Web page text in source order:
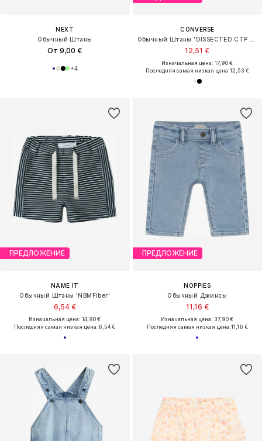
NEXT
Обычный Штаны
От 9,00 €
+4
CONVERSE
12,51 €
Изначальная цена: 17,90 €
Последняя самая низкая цена:12,53 €
ПРЕДЛОЖЕНИЕ
NAME IT
Обычный Штаны 'NBMFiber'
6,54 €
Изначальная цена: 14,90 €
Последняя самая низкая цена:6,54 €
ПРЕДЛОЖЕНИЕ
NOPPIES
Обычный Джинсы
11,16 €
Изначальная цена: 37,90 €
Последняя самая низкая цена:11,16 €